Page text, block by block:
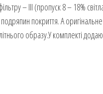
– III (пропуск 8 – 18%
покриття. А
образу.У комплекті